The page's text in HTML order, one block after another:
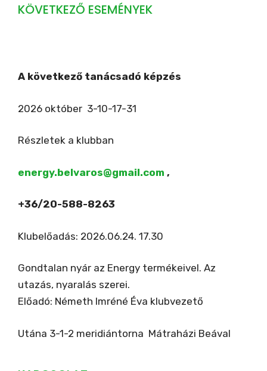
KÖVETKEZŐ ESEMÉNYEK
A következő tanácsadó képzés
2026 október 3-10-17-31
Részletek a klubban
energy.belvaros@gmail.com ,
+36/20-588-8263
Klubelőadás: 2026.06.24. 17.30
Gondtalan nyár az Energy termékeivel. Az
utazás, nyaralás szerei.
Előadó: Németh Imréné Éva klubvezető
Utána 3-1-2 meridiántorna Mátraházi Beával